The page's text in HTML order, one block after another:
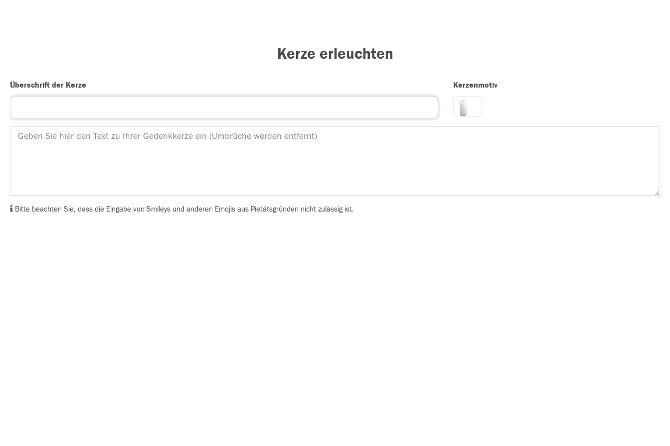
Kerze erleuchten
Überschrift der Kerze Kerzenmotiv
Bitte beachten Sie, dass die Eingabe von Smileys und anderen Emojis aus Pietätsgründen nicht zulässig ist.